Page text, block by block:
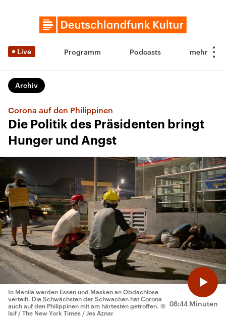
Live Programm Podcasts
Archiv
Corona auf den Philippinen
Die Politik des Präsidenten bringt
Hunger und Angst
08:44 Minuten
In Manila werden Essen und Masken an Obdachlose
verteilt. Die Schwächsten der Schwachen hat Corona
auch auf den Philippinen mit am härtesten getroffen. ©
laif / The New York Times / Jes Aznar